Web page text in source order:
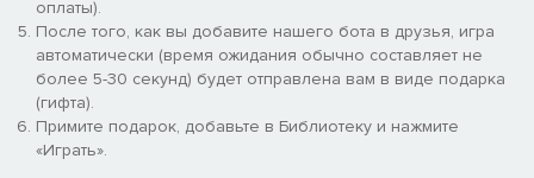
Каллисто — одна из самых враждебных и изолированных лун
во вселенной, и она тяжело давит на пытающегося спастись
Джейкоба (Jacob). Нужно сражаться не только с чудовищами
в «Чёрной жести» (Black Iron), но и с вековыми тайнами,
которых полно как на поверхности мёртвой луны Юпитера,
так и под ней.
оплаты).
После того, как вы добавите нашего бота в друзья, игра
автоматически (время ожидания обычно составляет не
более 5-30 секунд) будет отправлена вам в виде подарка
(гифта).
Примите подарок, добавьте в Библиотеку и нажмите
«Играть».